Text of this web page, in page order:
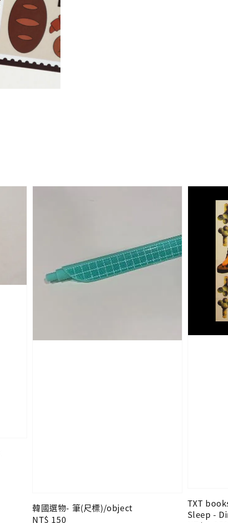
韓國選物- 筆(尺標)/object
Regular
NT$ 150
TXT
Sleep -